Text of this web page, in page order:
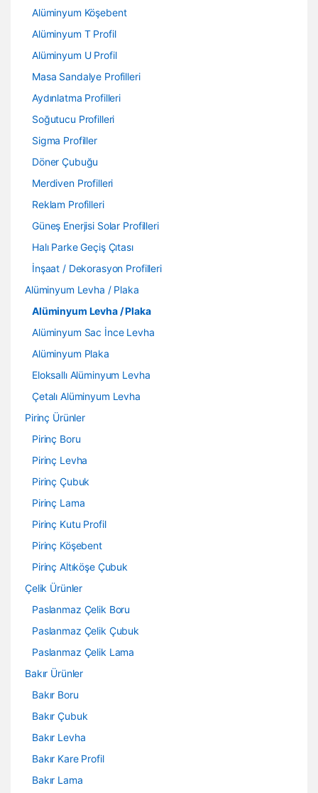
Alüminyum Köşebent
Alüminyum T Profil
Alüminyum U Profil
Masa Sandalye Profilleri
Aydınlatma Profilleri
Soğutucu Profilleri
Sigma Profiller
Döner Çubuğu
Merdiven Profilleri
Reklam Profilleri
Güneş Enerjisi Solar Profilleri
Halı Parke Geçiş Çıtası
İnşaat / Dekorasyon Profilleri
Alüminyum Levha / Plaka
Alüminyum Levha / Plaka
Alüminyum Sac İnce Levha
Alüminyum Plaka
Eloksallı Alüminyum Levha
Çetalı Alüminyum Levha
Pirinç Ürünler
Pirinç Boru
Pirinç Levha
Pirinç Çubuk
Pirinç Lama
Pirinç Kutu Profil
Pirinç Köşebent
Pirinç Altıköşe Çubuk
Çelik Ürünler
Paslanmaz Çelik Boru
Paslanmaz Çelik Çubuk
Paslanmaz Çelik Lama
Bakır Ürünler
Bakır Boru
Bakır Çubuk
Bakır Levha
Bakır Kare Profil
Bakır Lama